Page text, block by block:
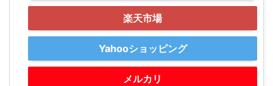
楽天市場
Yahooショッピング
メルカリ